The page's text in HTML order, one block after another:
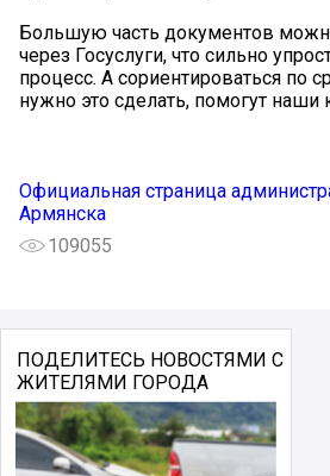
Большую часть документов
через Госуслуги, что сильно
процесс. А сориентироваться по
нужно это сделать, помогут наши
Официальная страница
Армянска
109055
ПОДЕЛИТЕСЬ НОВОСТЯМИ С
ЖИТЕЛЯМИ ГОРОДА